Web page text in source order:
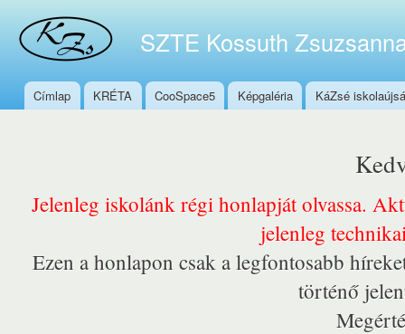
SZTE Kossuth
Főmenü
Címlap KRÉTA CooSpace5 Képgaléria KáZsé
Jelenleg iskolánk régi honlapját olvassa.
jelenleg
Ezen a honlapon csak a legfontosabb
történő